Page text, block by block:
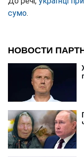
сумо.